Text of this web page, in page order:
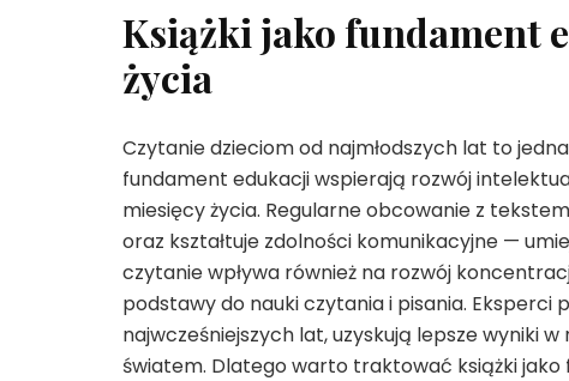
Książki jako fundament
życia
Czytanie dzieciom od najmłodszych lat to
fundament edukacji wspierają rozwój
miesięcy życia. Regularne obcowanie z
oraz kształtuje zdolności komunikacyjne —
czytanie wpływa również na rozwój
podstawy do nauki czytania i pisania. Eksperci
najwcześniejszych lat, uzyskują lepsze wyniki
światem. Dlatego warto traktować książki